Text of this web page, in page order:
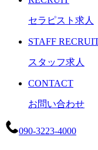
セラピスト求人
STAFF
スタッフ求人
CONTACT
お問い合わせ
090-3223-4000